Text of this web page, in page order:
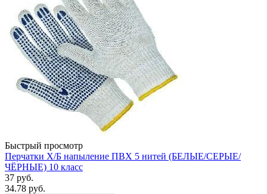
Быстрый просмотр
Перчатки Х/Б напыление ПВХ 5 нитей (БЕЛЫЕ/СЕРЫЕ/
ЧЁРНЫЕ) 10 класс
37 руб.
34.78 руб.